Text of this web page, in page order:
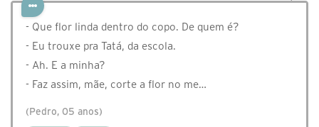
- Que flor linda dentro do copo. De quem é?
- Eu trouxe pra Tatá, da escola.
- Ah. E a minha?
- Faz assim, mãe, corte a flor no me…
(Pedro, 05 anos)